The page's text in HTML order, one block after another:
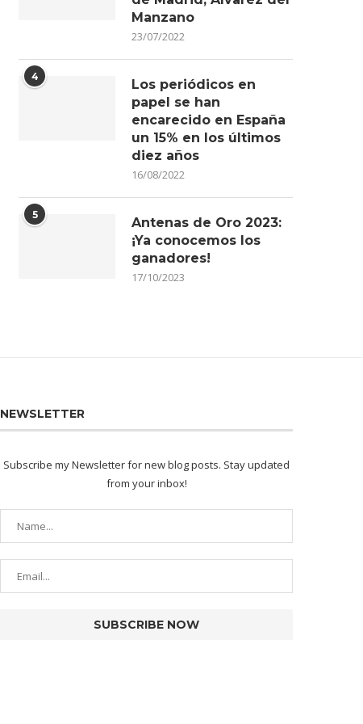
GALERÍA DE FOTOS | ¡REVIVE LOS
LA SELVA DE PERÚ COMO
DEL ALMA
03/06/2026
Manzano
23/07/2022
4
Los periódicos en
papel se han
encarecido en España
un 15% en los últimos
diez años
16/08/2022
5
Antenas de Oro 2023:
¡Ya conocemos los
ganadores!
17/10/2023
NEWSLETTER
Subscribe my Newsletter for new blog posts. Stay updated
from your inbox!